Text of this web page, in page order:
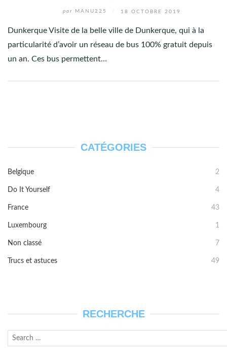
par MANU225 18 OCTOBRE 2019
Dunkerque Visite de la belle ville de Dunkerque, qui à la
particularité d’avoir un réseau de bus 100% gratuit depuis
un an. Ces bus permettent…
CATÉGORIES
Belgique 2
Do It Yourself 4
France 43
Luxembourg 1
Non classé 7
Trucs et astuces 49
RECHERCHE
Recherche